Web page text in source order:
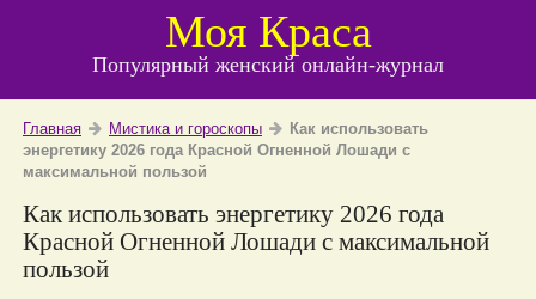
Моя Краса
Популярный женский онлайн-журнал
Главная Мистика и гороскопы
Как использовать
энергетику 2026 года Красной Огненной Лошади с
максимальной пользой
Как использовать энергетику 2026 года
Красной Огненной Лошади с максимальной
пользой